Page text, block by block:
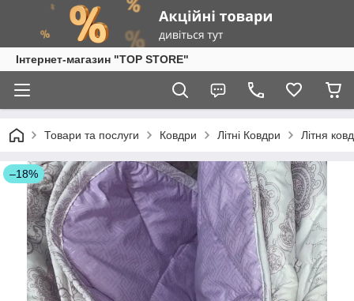
Інтернет-магазин "TOP STORE"
Товари та послуги Ковдри Літні Ковдри Літня
–18%